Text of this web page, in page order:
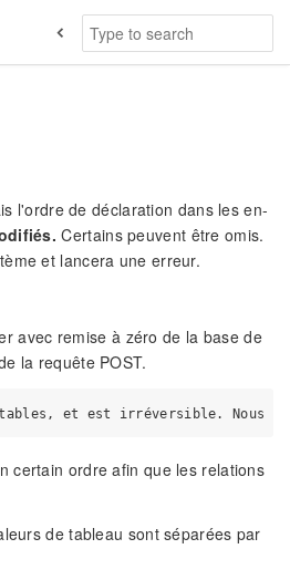
l'ordre de déclaration dans les en-
Certains peuvent être omis.
et lancera une erreur.
avec remise à zéro de la base de
la requête POST.
certain ordre afin que les relations
de tableau sont séparées par